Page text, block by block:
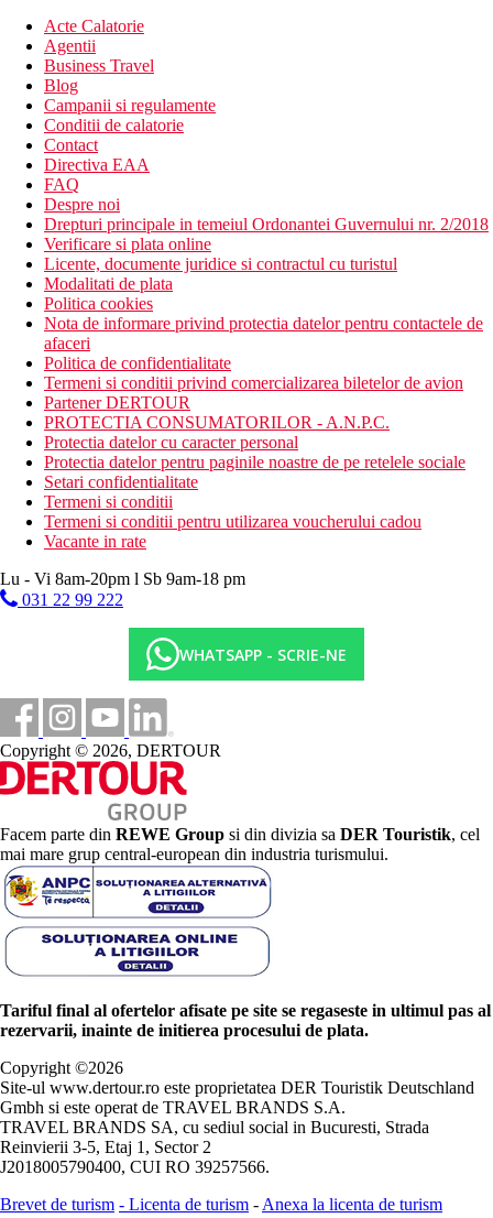
Acte Calatorie
Agentii
Business Travel
Blog
Campanii si regulamente
Conditii de calatorie
Contact
Directiva EAA
FAQ
Despre noi
Drepturi principale in temeiul Ordonantei Guvernului nr. 2/2018
Verificare si plata online
Licente, documente juridice si contractul cu turistul
Modalitati de plata
Politica cookies
Nota de informare privind protectia datelor pentru contactele de
afaceri
Politica de confidentialitate
Termeni si conditii privind comercializarea biletelor de avion
Partener DERTOUR
PROTECTIA CONSUMATORILOR - A.N.P.C.
Protectia datelor cu caracter personal
Protectia datelor pentru paginile noastre de pe retelele sociale
Setari confidentialitate
Termeni si conditii
Termeni si conditii pentru utilizarea voucherului cadou
Vacante in rate
Lu - Vi 8am-20pm l Sb 9am-18 pm
031 22 99 222
WHATSAPP - SCRIE-NE
Copyright © 2026, DERTOUR
Facem parte din REWE Group si din divizia sa DER Touristik, cel
mai mare grup central-european din industria turismului.
Tariful final al ofertelor afisate pe site se regaseste in ultimul pas al
rezervarii, inainte de initierea procesului de plata.
Copyright ©2026
Site-ul www.dertour.ro este proprietatea DER Touristik Deutschland
Gmbh si este operat de TRAVEL BRANDS S.A.
TRAVEL BRANDS SA, cu sediul social in Bucuresti, Strada
Reinvierii 3-5, Etaj 1, Sector 2
J2018005790400, CUI RO 39257566.
Brevet de turism - Licenta de turism - Anexa la licenta de turism